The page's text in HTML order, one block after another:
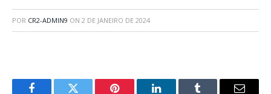
POR CR2-ADMIN9 ON 2 DE JANEIRO DE 2024